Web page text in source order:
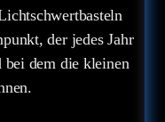
der jedes Jahr
bei dem die kleinen